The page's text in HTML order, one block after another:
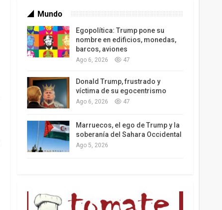
Mundo
Egopolítica: Trump pone su
nombre en edificios, monedas,
barcos, aviones
Ago 6, 2026 47
Donald Trump, frustrado y
víctima de su egocentrismo
Ago 6, 2026 47
Marruecos, el ego de Trump y la
soberanía del Sahara Occidental
Ago 5, 2026